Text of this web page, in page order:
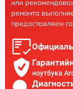
или
ремонта
предоставляем
ноутбука